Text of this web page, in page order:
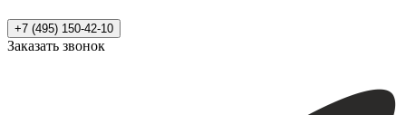
+7 (495) 150-42-10
Заказать звонок